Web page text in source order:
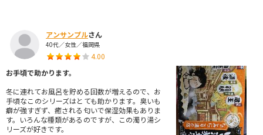
アンサンプルさん
40代／女性／福岡県
4.00
お手頃で助かります。
冬に連れてお風呂を貯める回数が増えるので、お
手頃なこのシリーズはとても助かります。臭いも
癖が強すぎず、癒される匂いで保湿効果もありま
す。いろんな種類があるのですが、この濁り湯シ
リーズが好きです。